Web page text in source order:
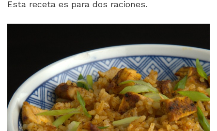
Esta receta es para dos raciones.